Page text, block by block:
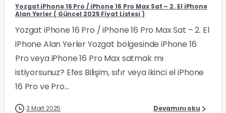
Yozgat iPhone 16 Pro / iPhone 16 Pro Max Sat – 2. El iPhone
Alan Yerler ( Güncel 2025 Fiyat Listesi )
Yozgat iPhone 16 Pro / iPhone 16 Pro Max Sat – 2. El
iPhone Alan Yerler Yozgat bölgesinde iPhone 16
Pro veya iPhone 16 Pro Max satmak mı
istiyorsunuz? Efes Bilişim, sıfır veya ikinci el iPhone
16 Pro ve Pro...
3 Mart 2025 Devamını oku